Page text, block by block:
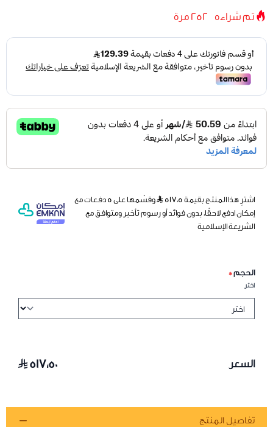
تم شراءه 252 مرة
اشترِ هذا المنتج بقيمة ٥١٧٫٥
وقسّمها على 5 دفعات مع
إمكان ادفع لاحقًا، بدون فوائد أو رسوم تأخير ومتوافق مع
الشريعة الإسلامية
الحجم*
اختر
السعر ٥١٧٫٥٠
تفاصيل المنتج